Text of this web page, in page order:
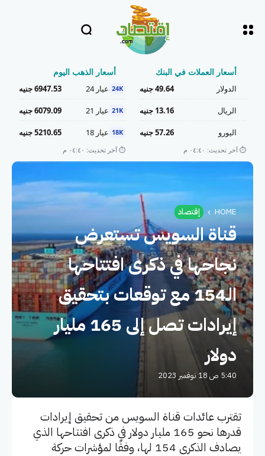
أسعار العملات في البنك
الدولار 49.64 جنيه
الريال 13.16 جنيه
اليورو 57.26 جنيه
⏱️ آخر تحديث: ٠٤:٤٠ م
أسعار الذهب اليوم
24K عيار 24 6947.53 جنيه
21K عيار 21 6079.09 جنيه
18K عيار 18 5210.65 جنيه
⏱️ آخر تحديث: ٠٤:٤٠ م
HOME إقتصاد
قناة السويس تستعرض
نجاحها في ذكرى افتتاحها
الـ154 مع توقعات بتحقيق
إيرادات تصل إلى 165 مليار
دولار
5:40 ص 18 نوفمبر 2023
تقترب عائدات قناة السويس من تحقيق إيرادات
قدرها نحو 165 مليار دولار في ذكرى افتتاحها الذي
يصادف الذكرى 154 لها، وفقًا لمؤشرات حركة